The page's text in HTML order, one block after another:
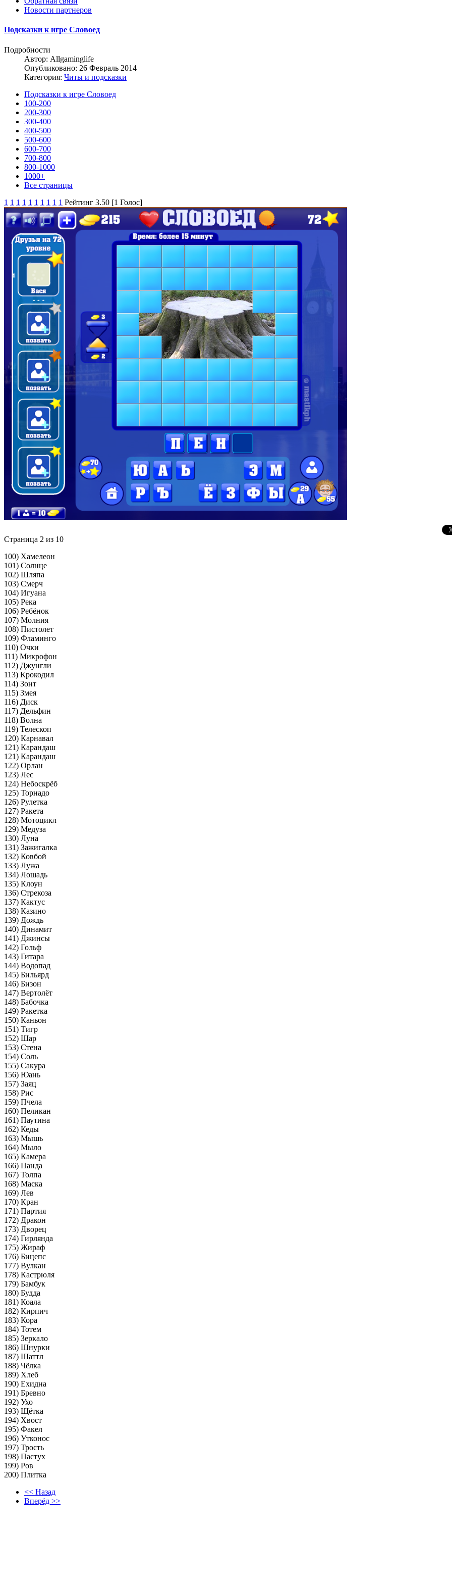
Новости партнеров
Подсказки к игре Словоед
Подробности
Автор: Allgaminglife
Опубликовано: 26 Февраль 2014
Категория: Читы и подсказки
Подсказки к игре Словоед
100-200
200-300
300-400
400-500
500-600
600-700
700-800
800-1000
1000+
Все страницы
1 1 1 1 1 1 1 1 1 1 Рейтинг 3.50 [1 Голос]
Страница 2 из 10
100) Хамелеон
101) Солнце
102) Шляпа
103) Смерч
104) Игуана
105) Река
106) Ребёнок
107) Молния
108) Пистолет
109) Фламинго
110) Очки
111) Микрофон
112) Джунгли
113) Крокодил
114) Зонт
115) Змея
116) Диск
117) Дельфин
118) Волна
119) Телескоп
120) Карнавал
121) Карандаш
121) Карандаш
122) Орлан
123) Лес
124) Небоскрёб
125) Торнадо
126) Рулетка
127) Ракета
128) Мотоцикл
129) Медуза
130) Луна
131) Зажигалка
132) Ковбой
133) Лужа
134) Лошадь
135) Клоун
136) Стрекоза
137) Кактус
138) Казино
139) Дождь
140) Динамит
141) Джинсы
142) Гольф
143) Гитара
144) Водопад
145) Бильярд
146) Бизон
147) Вертолёт
148) Бабочка
149) Ракетка
150) Каньон
151) Тигр
152) Шар
153) Стена
154) Соль
155) Сакура
156) Юань
157) Заяц
158) Рис
159) Пчела
160) Пеликан
161) Паутина
162) Кеды
163) Мышь
164) Мыло
165) Камера
166) Панда
167) Толпа
168) Маска
169) Лев
170) Кран
171) Партия
172) Дракон
173) Дворец
174) Гирлянда
175) Жираф
176) Бицепс
177) Вулкан
178) Кастрюля
179) Бамбук
180) Будда
181) Коала
182) Кирпич
183) Кора
184) Тотем
185) Зеркало
186) Шнурки
187) Шаттл
188) Чёлка
189) Хлеб
190) Ехидна
191) Бревно
192) Ухо
193) Щётка
194) Хвост
195) Факел
196) Утконос
197) Трость
198) Пастух
199) Ров
200) Плитка
<< Назад
Вперёд >>